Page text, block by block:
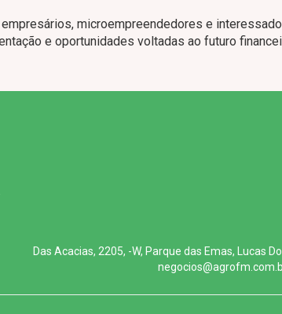
microempreendedores e
e oportunidades voltadas ao futuro
Das Acacias, 2205, -W, Parque das Emas, Lucas